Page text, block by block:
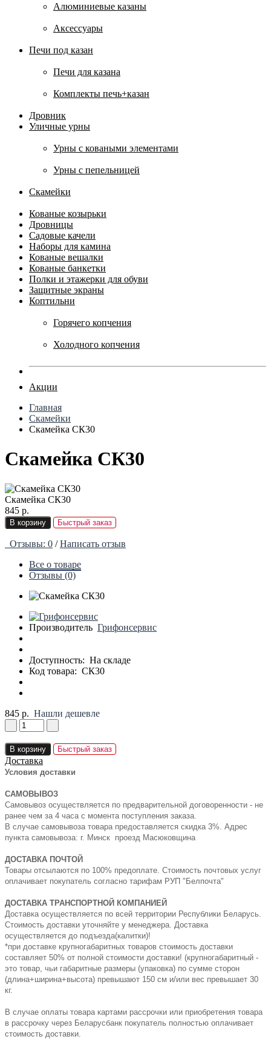
Алюминиевые казаны
Аксессуары
Печи под казан
Печи для казана
Комплекты печь+казан
Дровник
Уличные урны
Урны с коваными элементами
Урны с пепельницей
Скамейки
Кованые козырьки
Дровницы
Садовые качели
Наборы для камина
Кованые вешалки
Кованые банкетки
Полки и этажерки для обуви
Защитные экраны
Коптильни
Горячего копчения
Холодного копчения
Акции
Главная
Скамейки
Скамейка СК30
Скамейка СК30
Скамейка СК30
845 р.
В корзину Быстрый заказ
Отзывы: 0 / Написать отзыв
Все о товаре
Отзывы (0)
Производитель Грифонсервис
Доступность: На складе
Код товара: СК30
845 р. Нашли дешевле
В корзину Быстрый заказ
Доставка
Условия доставки
САМОВЫВОЗ
Самовывоз осуществляется по предварительной договоренности - не
ранее чем за 4 часа с момента поступления заказа.
В случае самовывоза товара предоставляется скидка 3%. Адрес
пункта самовывоза: г. Минск проезд Масюковщина
ДОСТАВКА ПОЧТОЙ
Товары отсылаются по 100% предоплате. Стоимость почтовых услуг
оплачивает покупатель согласно тарифам РУП "Белпочта"
ДОСТАВКА ТРАНСПОРТНОЙ КОМПАНИЕЙ
Доставка осуществляется по всей территории Республики Беларусь.
Стоимость доставки уточняйте у менеджера. Доставка
осуществляется до подъезда(калитки)!
*при доставке крупногабаритных товаров стоимость доставки
составляет 50% от полной стоимости доставки! (крупногабаритный -
это товар, чьи габаритные размеры (упаковка) по сумме сторон
(длина+ширина+высота) превышают 150 см и/или вес превышает 30
кг.
В случае оплаты товара картами рассрочки или приобретения товара
в рассрочку через Беларусбанк покупатель полностью оплачивает
стоимость доставки.